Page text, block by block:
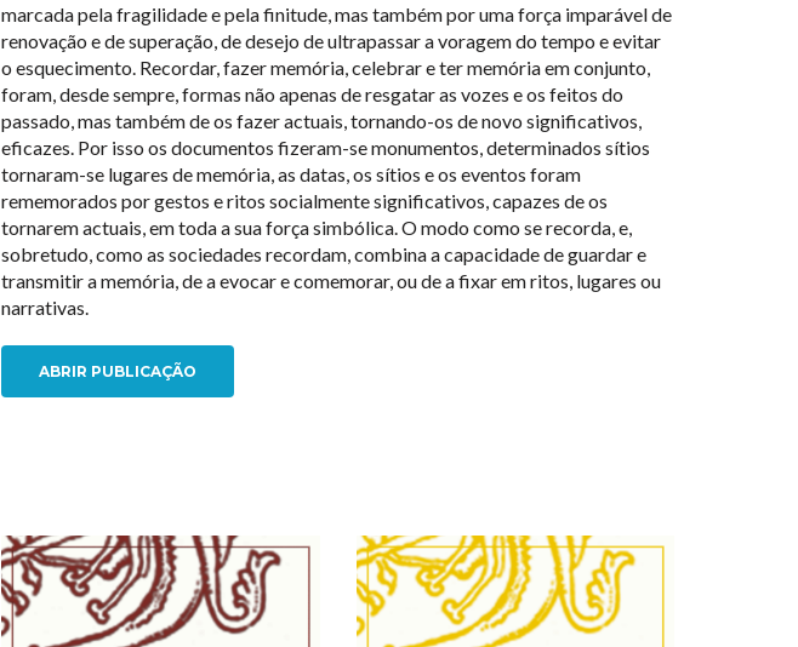
marcada pela fragilidade e pela finitude, mas também por uma força imparável de
renovação e de superação, de desejo de ultrapassar a voragem do tempo e evitar
o esquecimento. Recordar, fazer memória, celebrar e ter memória em conjunto,
foram, desde sempre, formas não apenas de resgatar as vozes e os feitos do
passado, mas também de os fazer actuais, tornando-os de novo significativos,
eficazes. Por isso os documentos fizeram-se monumentos, determinados sítios
tornaram-se lugares de memória, as datas, os sítios e os eventos foram
rememorados por gestos e ritos socialmente significativos, capazes de os
tornarem actuais, em toda a sua força simbólica. O modo como se recorda, e,
sobretudo, como as sociedades recordam, combina a capacidade de guardar e
transmitir a memória, de a evocar e comemorar, ou de a fixar em ritos, lugares ou
narrativas.
ABRIR PUBLICAÇÃO
NEW NEW